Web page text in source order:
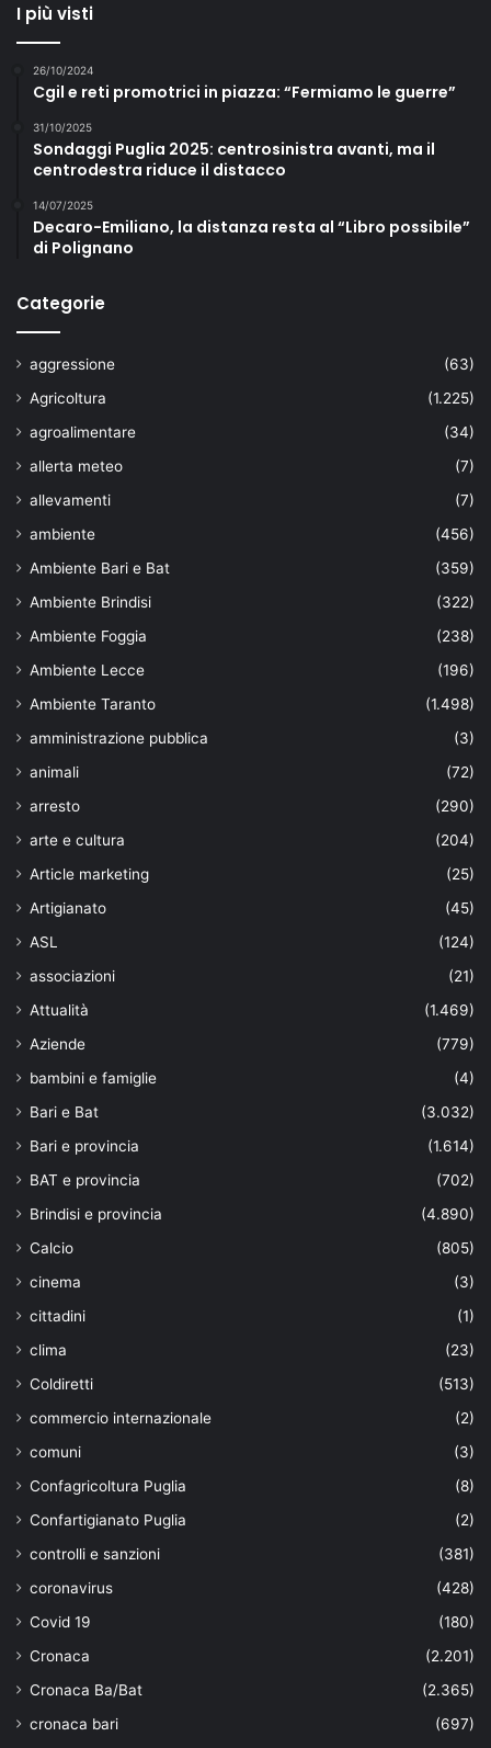
I più visti
26/10/2024
Cgil e reti promotrici in piazza: “Fermiamo le guerre”
31/10/2025
Sondaggi Puglia 2025: centrosinistra avanti, ma il
centrodestra riduce il distacco
14/07/2025
Decaro-Emiliano, la distanza resta al “Libro possibile”
di Polignano
Categorie
aggressione
(63)
Agricoltura
(1.225)
agroalimentare
(34)
allerta meteo
(7)
allevamenti
(7)
ambiente
(456)
Ambiente Bari e Bat
(359)
Ambiente Brindisi
(322)
Ambiente Foggia
(238)
Ambiente Lecce
(196)
Ambiente Taranto
(1.498)
amministrazione pubblica
(3)
animali
(72)
arresto
(290)
arte e cultura
(204)
Article marketing
(25)
Artigianato
(45)
ASL
(124)
associazioni
(21)
Attualità
(1.469)
Aziende
(779)
bambini e famiglie
(4)
Bari e Bat
(3.032)
Bari e provincia
(1.614)
BAT e provincia
(702)
Brindisi e provincia
(4.890)
Calcio
(805)
cinema
(3)
cittadini
(1)
clima
(23)
Coldiretti
(513)
commercio internazionale
(2)
comuni
(3)
Confagricoltura Puglia
(8)
Confartigianato Puglia
(2)
controlli e sanzioni
(381)
coronavirus
(428)
Covid 19
(180)
Cronaca
(2.201)
Cronaca Ba/Bat
(2.365)
cronaca bari
(697)